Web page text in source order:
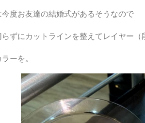
今度お友達の結婚式があるそうなので
ずにカットラインを整えてレイヤー（
ーを。